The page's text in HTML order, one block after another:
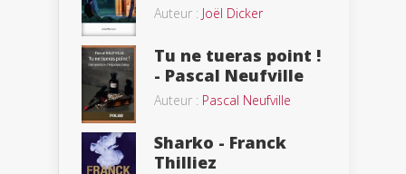
Auteur : Joël Dicker
Tu ne tueras point !
- Pascal Neufville
Auteur : Pascal Neufville
Sharko - Franck
Thilliez